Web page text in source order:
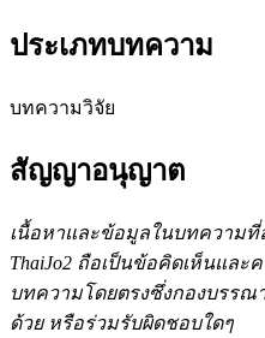
ประเภทบทความ
บทความวิจัย
สัญญาอนุญาต
เนื้อหาและข้อมูลในบทความ
ThaiJo2 ถือเป็นข้อคิดเห็นและ
บทความโดยตรงซึ่งกองบรรณ
ด้วย หรือร่วมรับผิดชอบใดๆ